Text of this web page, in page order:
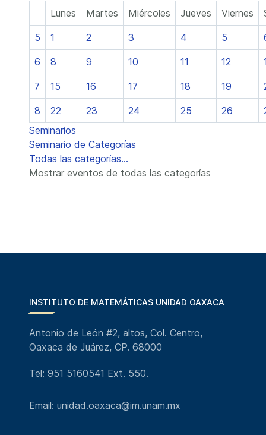
Lunes
Martes Miércoles Jueves Viernes
5 1 2 3 4 5
6 8 9 10 11 12
7 15 16 17 18 19
8 22 23 24 25 26
Seminarios
Seminario de Categorías
Todas las categorías...
Mostrar eventos de todas las categorías
INSTITUTO DE MATEMÁTICAS UNIDAD OAXACA
Antonio de León #2, altos, Col. Centro,
Oaxaca de Juárez, CP. 68000
Tel: 951 5160541 Ext. 550.
Email: unidad.oaxaca@im.unam.mx